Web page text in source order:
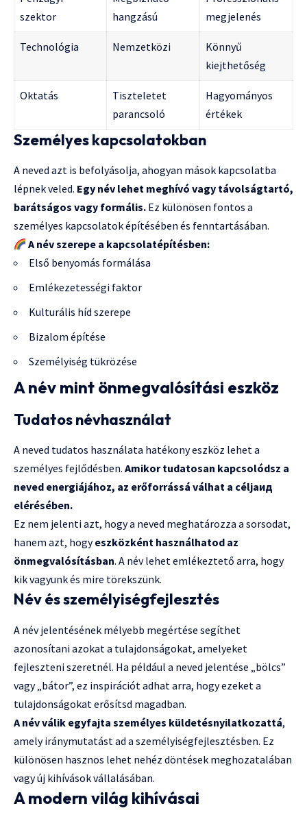
szektor
hangzású
megjelenés
Technológia Nemzetközi
Könnyű
kiejthetőség
Oktatás
Tiszteletet
parancsoló
Hagyományos
értékek
Személyes kapcsolatokban
A neved azt is befolyásolja, ahogyan mások kapcsolatba
lépnek veled. Egy név lehet meghívó vagy távolságtartó,
barátságos vagy formális. Ez különösen fontos a
személyes kapcsolatok építésében és fenntartásában.
A név szerepe a kapcsolatépítésben:
Első benyomás formálása
Emlékezetességi faktor
Kulturális híd szerepe
Bizalom építése
Személyiség tükrözése
A név mint önmegvalósítási eszköz
Tudatos névhasználat
A neved tudatos használata hatékony eszköz lehet a
személyes fejlődésben. Amikor tudatosan kapcsolódsz a
neved energiájához, az erőforrássá válhat a céljaид
elérésében.
Ez nem jelenti azt, hogy a neved meghatározza a sorsodat,
hanem azt, hogyeszközként használhatod az
önmegvalósításban. A név lehet emlékeztető arra, hogy
kik vagyunk és mire törekszünk.
Név és személyiségfejlesztés
A név jelentésének mélyebb megértése segíthet
azonosítani azokat a tulajdonságokat, amelyeket
fejleszteni szeretnél. Ha például a neved jelentése „bölcs”
vagy „bátor”, ez inspirációt adhat arra, hogy ezeket a
tulajdonságokat erősítsd magadban.
A név válik egyfajta személyes küldetésnyilatkozattá,
amely iránymutatást ad a személyiségfejlesztésben. Ez
különösen hasznos lehet nehéz döntések meghozatalában
vagy új kihívások vállalásában.
A modern világ kihívásai